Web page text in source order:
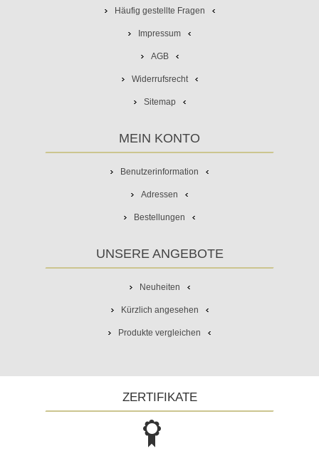
Häufig gestellte Fragen
Impressum
AGB
Widerrufsrecht
Sitemap
MEIN KONTO
Benutzerinformation
Adressen
Bestellungen
UNSERE ANGEBOTE
Neuheiten
Kürzlich angesehen
Produkte vergleichen
ZERTIFIKATE